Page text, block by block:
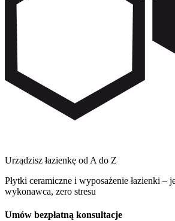
Urządzisz łazienkę od A do Z
Płytki ceramiczne i wyposażenie łazienki –
wykonawca, zero stresu
Umów bezpłatną konsultacje